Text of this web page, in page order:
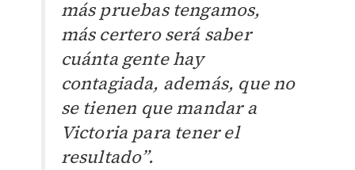
más pruebas tengamos,
más certero será saber
cuánta gente hay
contagiada, además, que no
se tienen que mandar a
Victoria para tener el
resultado”.